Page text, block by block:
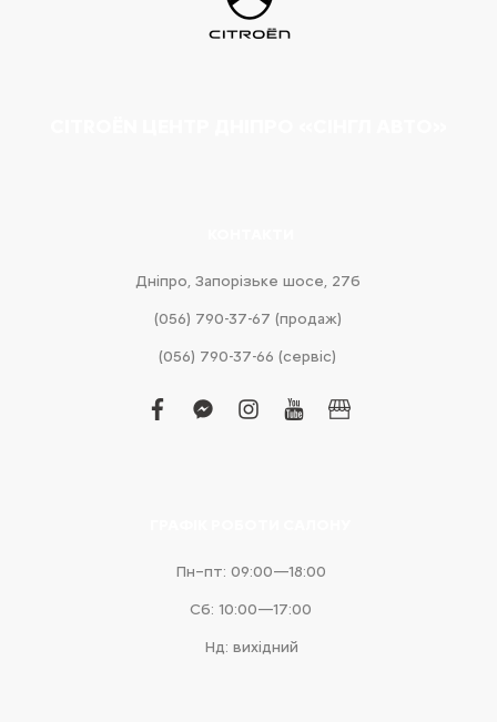
Дніпро, Запорізьке шосе, 27б
(056) 790-37-67 (продаж)
(056) 790-37-66 (сервіс)
facebook
facebook-
instagram
youtubebusiness
Пн–пт: 09:00—18:00
Сб: 10:00—17:00
Нд: вихідний